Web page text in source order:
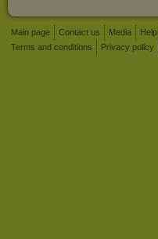
Main page Contact us Media Help
Terms and conditions
Privacy policy